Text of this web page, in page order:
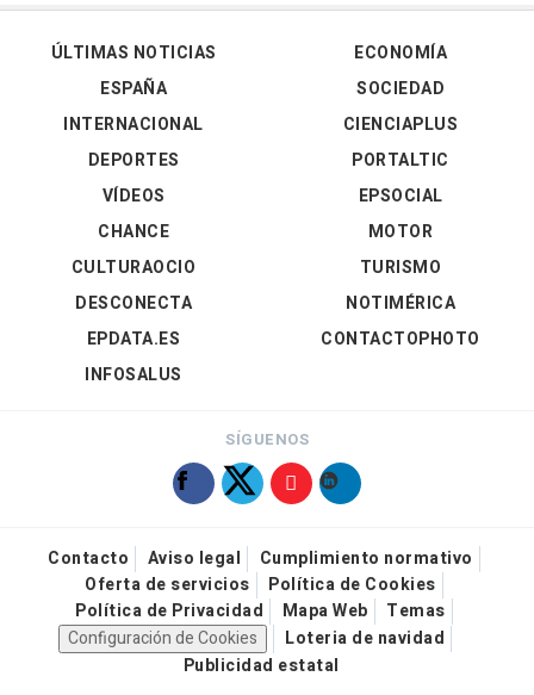
ÚLTIMAS NOTICIAS
ESPAÑA
INTERNACIONAL
DEPORTES
VÍDEOS
ECONOMÍA
SOCIEDAD
CIENCIAPLUS
PORTALTIC
EPSOCIAL
CHANCE
CULTURAOCIO
DESCONECTA
EPDATA.ES
INFOSALUS
MOTOR
TURISMO
NOTIMÉRICA
CONTACTOPHOTO
SÍGUENOS
Contacto Aviso legal
Cumplimiento normativo
Oferta de servicios
Política de Cookies
Política de Privacidad
Mapa Web
Temas
Configuración de Cookies
Loteria de navidad
Publicidad estatal